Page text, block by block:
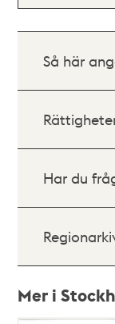
Så här
Har du
Mer i